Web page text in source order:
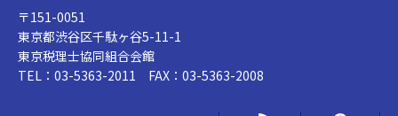
〒151-0051
東京都渋谷区千駄ヶ谷5-11-1
東京税理士協同組合会館
TEL：03-5363-2011 FAX：03-5363-2008